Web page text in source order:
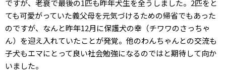
ですが、老衰で最後の1匹も昨年犬生を全うしました。2匹をと
ても可愛がっていた義父母を元気づけるための帰省でもあった
のですが、なんと昨年12月に保護犬の幸（チワワのさっちゃ
ん）を迎え入れていたことが発覚。他のわんちゃんとの交流も
子犬もエマにとって良い社会勉強になるのではと期待して向か
いました。